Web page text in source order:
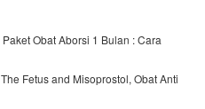
Obat Aborsi 1 Bulan : Cara
Fetus and Misoprostol, Obat Anti